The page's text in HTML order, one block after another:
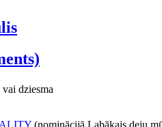
dziesma
(nominācijā Labākais deju